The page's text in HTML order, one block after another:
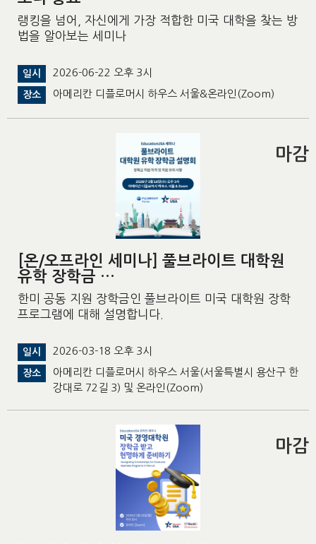
랭킹을 넘어, 자신에게 가장 적합한 미국 대학을 찾는 방
법을 알아보는 세미나
일시 2026-06-22 오후 3시
장소 아메리칸 디플로머시 하우스 서울&온라인(Zoom)
[온/오프라인 세미나] 풀브라이트 대학원
유학 장학금 …
한미 공동 지원 장학금인 풀브라이트 미국 대학원 장학
프로그램에 대해 설명합니다.
일시 2026-03-18 오후 3시
장소
아메리칸 디플로머시 하우스 서울(서울특별시 용산구 한
강대로 72길 3) 및 온라인(Zoom)
마감
마감